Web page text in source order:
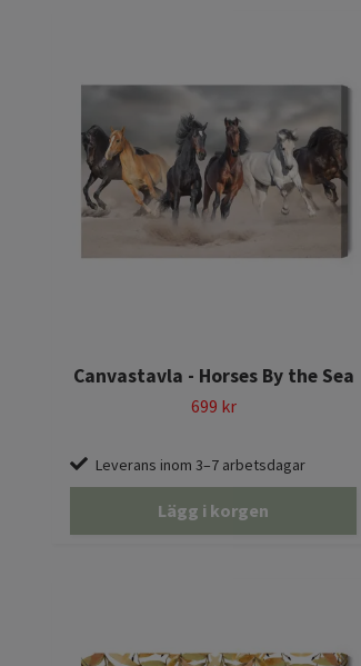
Canvastavla - Horses By the Sea
699 kr
Leverans inom 3–7 arbetsdagar
Lägg i korgen